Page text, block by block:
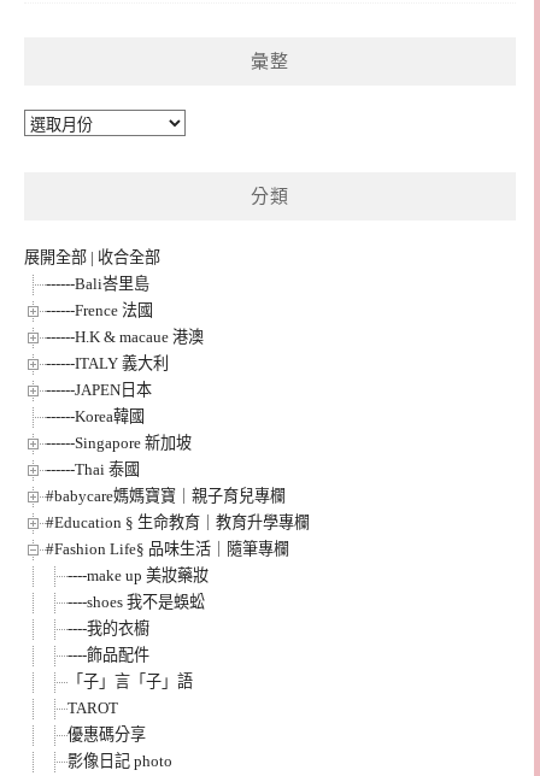
彙整
彙
分類
展開全部 | 收合全部
------Bali峇里島
------Frence 法國
------H.K & macaue 港澳
------ITALY 義大利
------JAPEN日本
------Korea韓國
------Singapore 新加坡
------Thai 泰國
#babycare媽媽寶寶｜親子育兒專欄
#Education § 生命教育｜教育升學專欄
#Fashion Life§ 品味生活｜隨筆專欄
----make up 美妝藥妝
----shoes 我不是蜈蚣
----我的衣櫥
----飾品配件
「子」言「子」語
TAROT
優惠碼分享
影像日記 photo